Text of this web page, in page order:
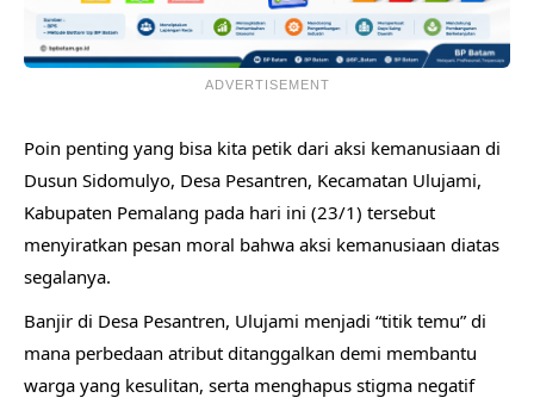
ADVERTISEMENT
​Poin penting yang bisa kita petik dari aksi kemanusiaan di
Dusun Sidomulyo, Desa Pesantren, Kecamatan Ulujami,
Kabupaten Pemalang pada hari ini (23/1) tersebut
menyiratkan pesan moral bahwa aksi ​kemanusiaan diatas
segalanya.
Banjir di Desa Pesantren, Ulujami menjadi “titik temu” di
mana perbedaan atribut ditanggalkan demi membantu
warga yang kesulitan, serta menghapus stigma negatif